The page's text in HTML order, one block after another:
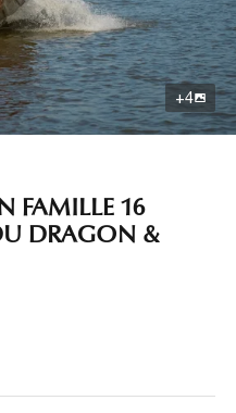
+4
FAMILLE 16
DRAGON &